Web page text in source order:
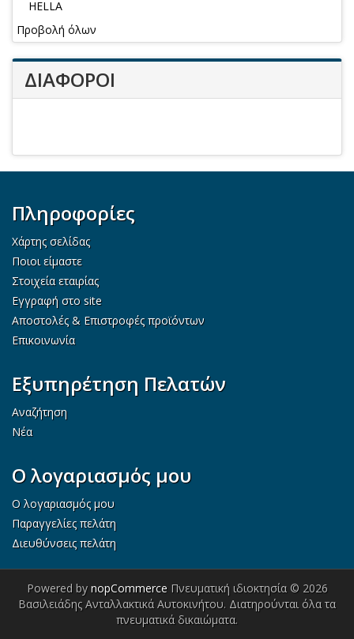
HELLA
Προβολή όλων
ΔΙΑΦΟΡΟΙ
Πληροφορίες
Χάρτης σελίδας
Ποιοι είμαστε
Στοιχεία εταιρίας
Εγγραφή στο site
Αποστολές & Επιστροφές προϊόντων
Επικοινωνία
Εξυπηρέτηση Πελατών
Αναζήτηση
Νέα
Ο λογαριασμός μου
Ο λογαριασμός μου
Παραγγελίες πελάτη
Διευθύνσεις πελάτη
Powered by nopCommerceΠνευματική ιδιοκτησία © 2026
Βασιλειάδης Ανταλλακτικά Αυτοκινήτου. Διατηρούνται όλα τα
πνευματικά δικαιώματα.